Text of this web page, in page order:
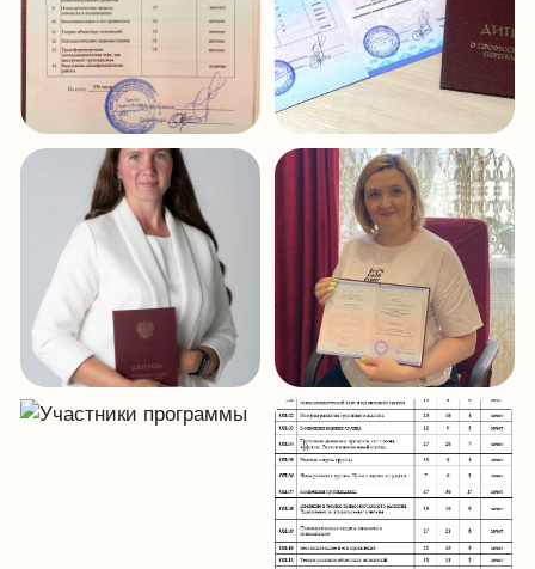
Документ после завершения
программы
Подтверждённый результат
обучения
Завершение программы